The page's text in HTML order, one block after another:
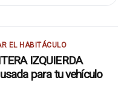
EL HABITÁCULO
IZQUIERDA
para tu vehículo